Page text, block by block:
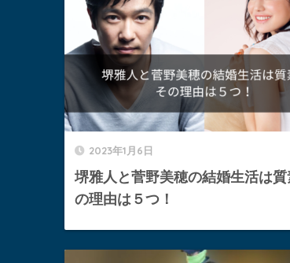
2023年1月6日
堺雅人と菅野美穂の結婚生活は質
の理由は５つ！